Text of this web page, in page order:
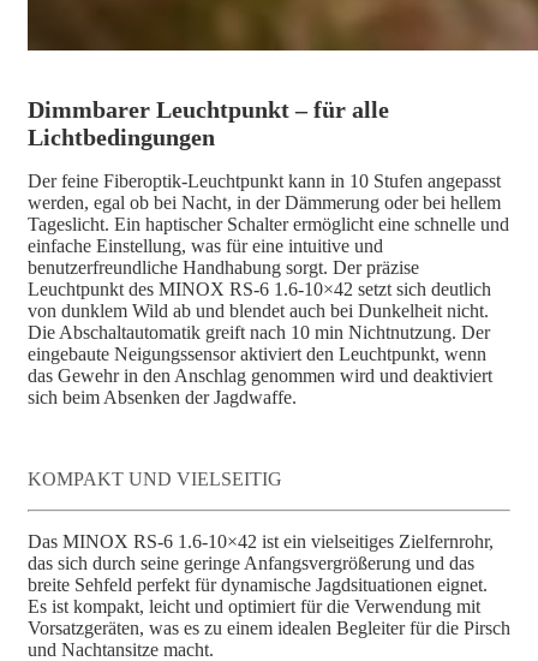
Dimmbarer Leuchtpunkt – für alle
Lichtbedingungen
Der feine Fiberoptik-Leuchtpunkt kann in 10 Stufen angepasst
werden, egal ob bei Nacht, in der Dämmerung oder bei hellem
Tageslicht. Ein haptischer Schalter ermöglicht eine schnelle und
einfache Einstellung, was für eine intuitive und
benutzerfreundliche Handhabung sorgt. Der präzise
Leuchtpunkt des MINOX RS-6 1.6-10×42 setzt sich deutlich
von dunklem Wild ab und blendet auch bei Dunkelheit nicht.
Die Abschaltautomatik greift nach 10 min Nichtnutzung. Der
eingebaute Neigungssensor aktiviert den Leuchtpunkt, wenn
das Gewehr in den Anschlag genommen wird und deaktiviert
sich beim Absenken der Jagdwaffe.
KOMPAKT UND VIELSEITIG
Das MINOX RS-6 1.6-10×42 ist ein vielseitiges Zielfernrohr,
das sich durch seine geringe Anfangsvergrößerung und das
breite Sehfeld perfekt für dynamische Jagdsituationen eignet.
Es ist kompakt, leicht und optimiert für die Verwendung mit
Vorsatzgeräten, was es zu einem idealen Begleiter für die Pirsch
und Nachtansitze macht.